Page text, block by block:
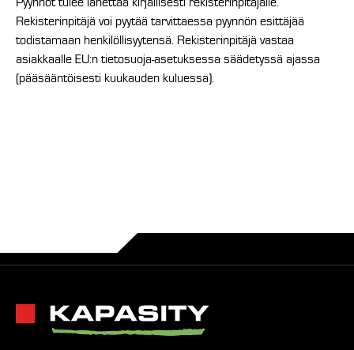
Rekisterinpitäjä voi pyytää tarvittaessa pyynnön esittäjää
todistamaan henkilöllisyytensä. Rekisterinpitäjä vastaa
asiakkaalle EU:n tietosuoja-asetuksessa säädetyssä ajassa
(pääsääntöisesti kuukauden kuluessa).